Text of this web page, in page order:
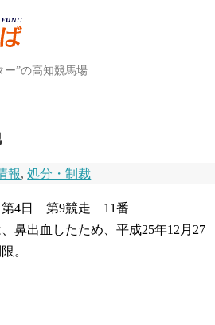
ー”の高知競馬場
報,処分・制裁
4日 第9競走 11番
鼻出血したため、平成25年12月27
。